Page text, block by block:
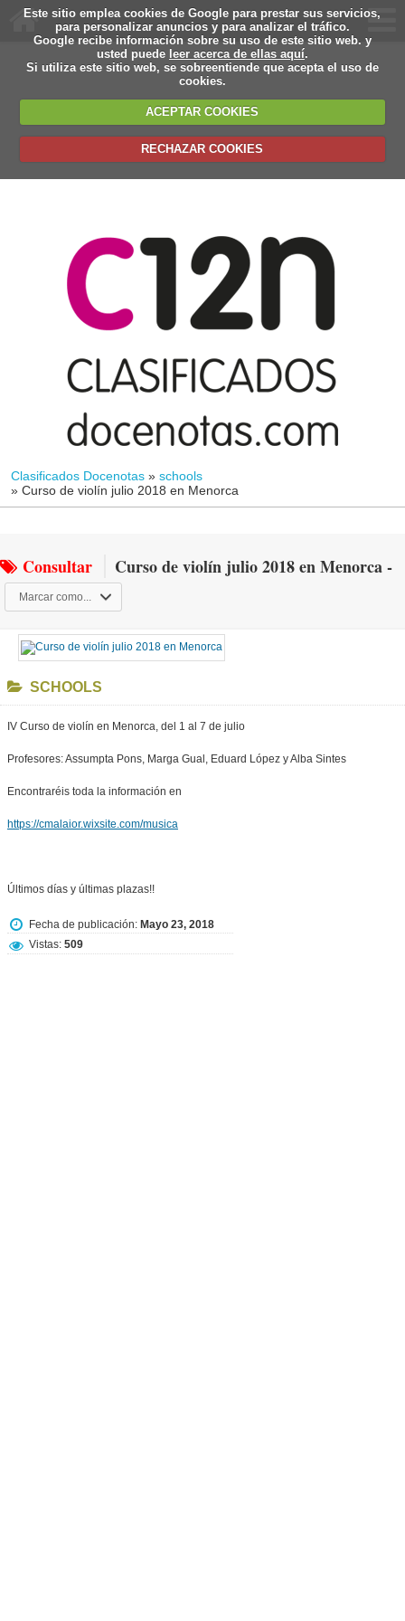
Este sitio emplea cookies de Google para prestar sus servicios,
para personalizar anuncios y para analizar el tráfico.
Google recibe información sobre su uso de este sitio web. y
usted puede leer acerca de ellas aquí.
Si utiliza este sitio web, se sobreentiende que acepta el uso de
cookies.
ACEPTAR COOKIES
RECHAZAR COOKIES
Clasificados Docenotas » schools
» Curso de violín julio 2018 en Menorca
Consultar Curso de violín julio 2018 en Menorca -
Marcar como...
SCHOOLS
IV Curso de violín en Menorca, del 1 al 7 de julio
Profesores: Assumpta Pons, Marga Gual, Eduard López y Alba Sintes
Encontraréis toda la información en
https://cmalaior.wixsite.com/musica
Últimos días y últimas plazas!!
Fecha de publicación: Mayo 23, 2018
Vistas: 509